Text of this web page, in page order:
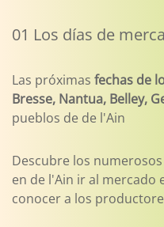
01 Los días de
Las próximas fechas de
Bresse, Nantua, Belley,
pueblos de de l'Ain
Descubre los
en de l'Ain ir al mercado
conocer a los